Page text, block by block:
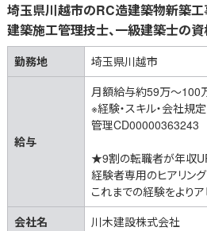
埼玉県川越市のRC造建築物新築工
建築施工管理技士、一級建築士の資
勤務地 埼玉県川越市
給与
月額給与約59万～100
※経験・スキル・会社規
管理CD00000363243
★9割の転職者が年収
経験者専用のヒアリング
これまでの経験をより
会社名
川木建設株式会社